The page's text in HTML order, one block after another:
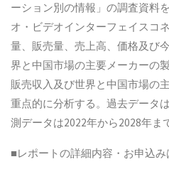
ーション別の情報」の調査資料
オ・ビデオインターフェイスコ
量、販売量、売上高、価格及び
界と中国市場の主要メーカーの
販売収入及び世界と中国市場の
重点的に分析する。過去データ
測データは2022年から2028年ま
■レポートの詳細内容・お申込み